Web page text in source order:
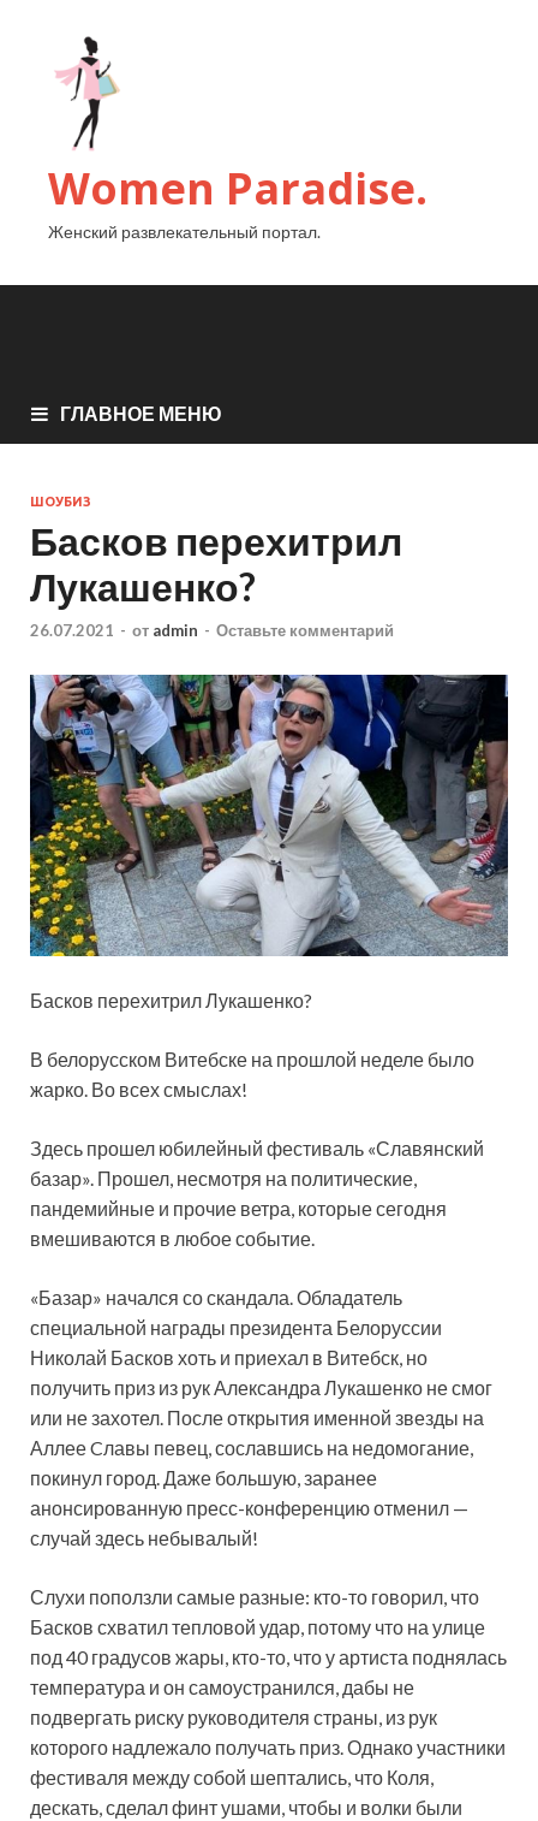
Women Paradise.
Женский развлекательный портал.
ГЛАВНОЕ МЕНЮ
ШОУБИЗ
Басков перехитрил
Лукашенко?
26.07.2021 - от admin - Оставьте комментарий
Басков перехитрил Лукашенко?
В белорусском Витебске на прошлой неделе было
жарко. Во всех смыслах!
Здесь прошел юбилейный фестиваль «Славянский
базар». Прошел, несмотря на политические,
пандемийные и прочие ветра, которые сегодня
вмешиваются в любое событие.
«Базар» начался со скандала. Обладатель
специальной награды президента Белоруссии
Николай Басков хоть и приехал в Витебск, но
получить приз из рук Александра Лукашенко не смог
или не захотел. После открытия именной звезды на
Аллее Cлавы певец, сославшись на недомогание,
покинул город. Даже большую, заранее
анонсированную пресс-конференцию отменил —
случай здесь небывалый!
Слухи поползли самые разные: кто-то говорил, что
Басков схватил тепловой удар, потому что на улице
под 40 градусов жары, кто-то, что у артиста поднялась
температура и он самоустранился, дабы не
подвергать риску руководителя страны, из рук
которого надлежало получать приз. Однако участники
фестиваля между собой шептались, что Коля,
дескать, сделал финт ушами, чтобы и волки были